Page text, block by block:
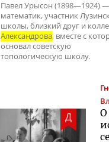
Павел Урысон (1898—1924) —
математик, участник
школы, близкий друг и
Александрова, вместе с
основал советскую
топологическую школу.
Д
О